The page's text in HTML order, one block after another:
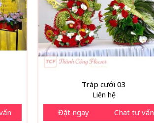
Tráp cưới 03
Liên hệ
Đặt ngay Chat tư vấn